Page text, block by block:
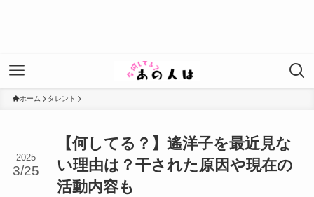
ホーム タレント
【何してる？】遙洋子を最近見な
い理由は？干された原因や現在の
活動内容も
2025
3/25